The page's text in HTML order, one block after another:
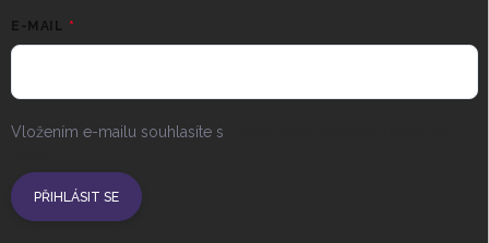
E-MAIL
Vložením e-mailu souhlasíte s
PŘIHLÁSIT SE